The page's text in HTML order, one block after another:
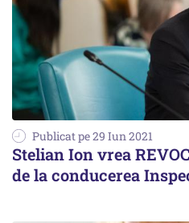
Publicat pe 29 Iun 2021
Stelian Ion vrea
de la conducerea